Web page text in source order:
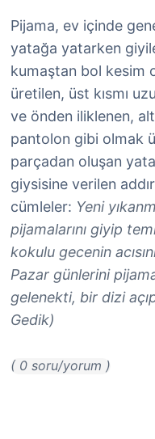
Pijama, ev içinde
yatağa yatarken
kumaştan bol kesim
üretilen, üst kısmı
ve önden iliklenen, alt
pantolon gibi olmak
parçadan oluşan
giysisine verilen
cümleler: Yeni
pijamalarını giyip
kokulu gecenin
Pazar günlerini
gelenekti, bir dizi
Gedik)
( 0 soru/yorum )